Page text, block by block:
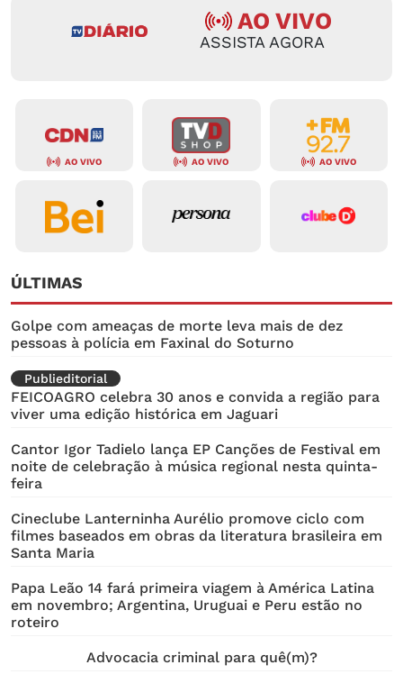
AO VIVO
ASSISTA AGORA
AO VIVO AO VIVO AO VIVO
ÚLTIMAS
Golpe com ameaças de morte leva mais de dez
pessoas à polícia em Faxinal do Soturno
Publieditorial
FEICOAGRO celebra 30 anos e convida a região para
viver uma edição histórica em Jaguari
Cantor Igor Tadielo lança EP Canções de Festival em
noite de celebração à música regional nesta quinta-
feira
Cineclube Lanterninha Aurélio promove ciclo com
filmes baseados em obras da literatura brasileira em
Santa Maria
Papa Leão 14 fará primeira viagem à América Latina
em novembro; Argentina, Uruguai e Peru estão no
roteiro
Advocacia criminal para quê(m)?